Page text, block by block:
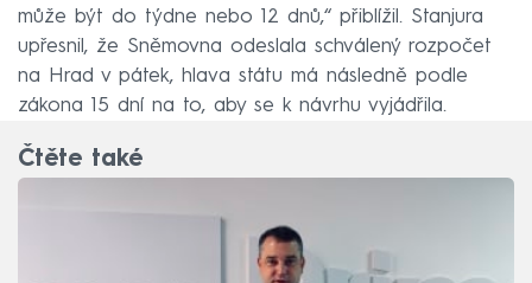
může být do týdne nebo 12 dnů,“ přiblížil. Stanjura
upřesnil, že Sněmovna odeslala schválený rozpočet
na Hrad v pátek, hlava státu má následně podle
zákona 15 dní na to, aby se k návrhu vyjádřila.
Čtěte také